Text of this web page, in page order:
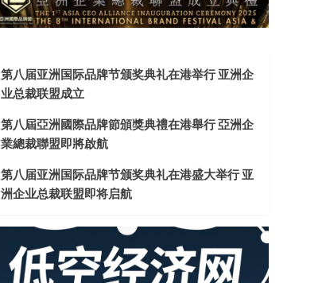
第八届亚洲国际品牌节颁奖典礼在港举行 亚洲企
业总裁联盟成立
第八屆亞洲國際品牌節頒獎典禮在港舉行 亞洲企
業總裁聯盟即將啟航
第八届亚洲国际品牌节颁奖典礼在港盛大举行 亚
洲企业总裁联盟即将启航